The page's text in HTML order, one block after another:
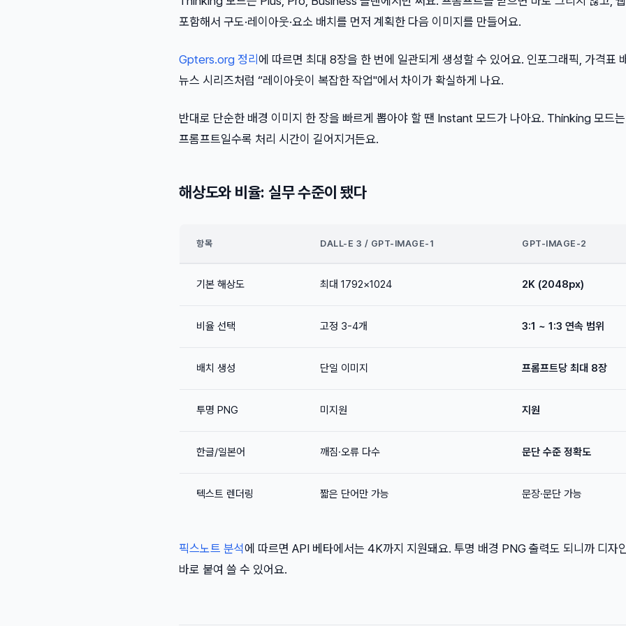
포함해서 구도·레이아웃·요소 배치를 먼저 계획한 다음 이미지를 만들어요.
Gpters.org 정리에 따르면 최대 8장을 한 번에 일관되게 생성할 수 있어요. 인포그래픽, 가격표
뉴스 시리즈처럼 “레이아웃이 복잡한 작업"에서 차이가 확실하게 나요.
반대로 단순한 배경 이미지 한 장을 빠르게 뽑아야 할 땐 Instant 모드가 나아요. Thinking 모드
프롬프트일수록 처리 시간이 길어지거든요.
해상도와 비율: 실무 수준이 됐다
항목 DALL-E 3 / GPT-IMAGE-1 GPT-IMAGE-2
기본 해상도 최대 1792×1024 2K (2048px)
비율 선택 고정 3-4개 3:1 ~ 1:3 연속 범위
배치 생성 단일 이미지 프롬프트당 최대 8장
투명 PNG 미지원 지원
한글/일본어 깨짐·오류 다수 문단 수준 정확도
텍스트 렌더링 짧은 단어만 가능 문장·문단 가능
픽스노트 분석에 따르면 API 베타에서는 4K까지 지원돼요. 투명 배경 PNG 출력도 되니까 디자
바로 붙여 쓸 수 있어요.